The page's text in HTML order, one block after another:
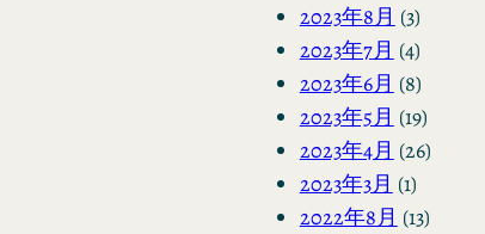
2023年8月 (3)
2023年7月 (4)
2023年6月 (8)
2023年5月 (19)
2023年4月 (26)
2023年3月 (1)
2022年8月 (13)